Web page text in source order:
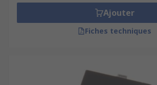
commutateurs rapides, les
applications électroniques haute
détectent les signaux haute fréquence
Ajouter
Fiches techniques